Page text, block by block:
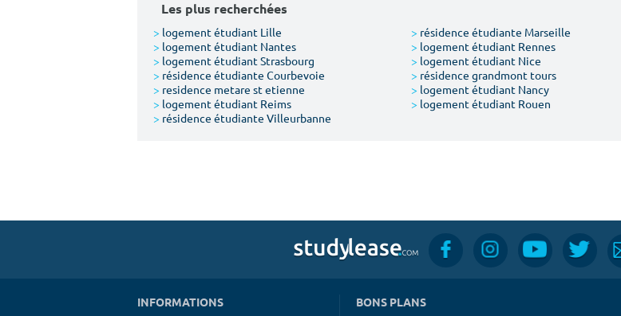
Les plus recherchées
> logement étudiant Lille > résidence étudiante Marseille
> logement étudiant Nantes > logement étudiant Rennes
> logement étudiant Strasbourg > logement étudiant Nice
> résidence étudiante Courbevoie > résidence grandmont tours
> residence metare st etienne > logement étudiant Nancy
> logement étudiant Reims > logement étudiant Rouen
> résidence étudiante Villeurbanne
INFORMATIONS BONS PLANS